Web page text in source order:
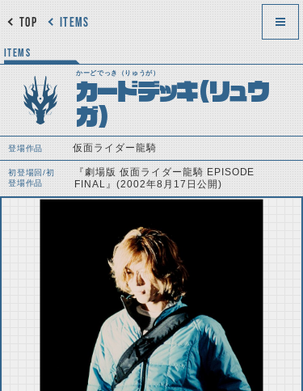
ITEMS
TOP
ITEMS
かーどでっき（りゅうが）
カードデッキ（リュウ
ガ）
登場作品 仮面ライダー龍騎
初登場回/初
登場作品
『劇場版 仮面ライダー龍騎 EPISODE
FINAL』(2002年8月17日公開)